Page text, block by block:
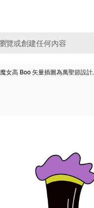
魔女高 Boo 矢量插圖為萬聖節設計.